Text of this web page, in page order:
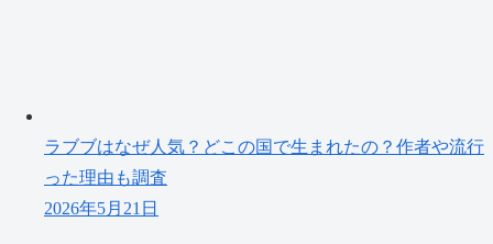
ラブブはなぜ人気？どこの国で生まれたの？作者や流行
った理由も調査
2026年5月21日